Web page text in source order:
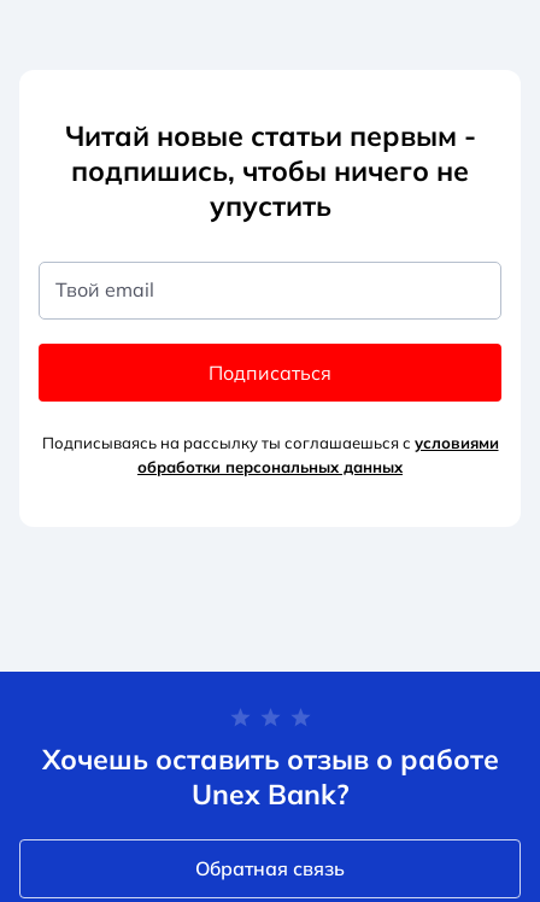
Читай новые статьи первым -
подпишись, чтобы ничего не
упустить
Твой email
Подписаться
Подписываясь на рассылку ты соглашаешься с условиями
обработки персональных данных
Хочешь оставить отзыв о работе
Unex Bank?
Обратная связь